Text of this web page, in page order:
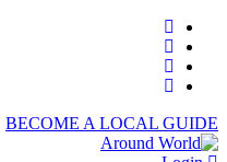
BECOME A LOCAL GUIDE